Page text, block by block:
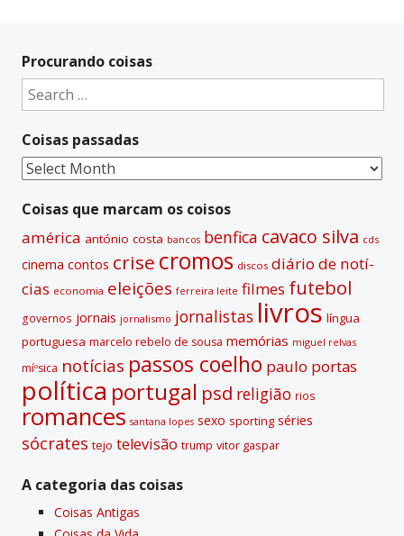
t
e
a
t
i
v
Procurando coisas
Search
for:
Coisas passadas
Coisas
Coisas que marcam os coisos
américa antónio costa bancos benfica cavaco silva cds
cinema contos crise cromos discos diário de notí­
cias economia eleições ferreira leite filmes futebol
governos jornais jornalismo jornalistas livros lí­ngua
portuguesa marcelo rebelo de sousa memórias miguel relvas
míºsica notí­cias passos coelho paulo portas
polí­tica portugal psd religião rios
romances santana lopes sexo sporting séries
sócrates tejo televisão trump vitor gaspar
A categoria das coisas
Coisas Antigas